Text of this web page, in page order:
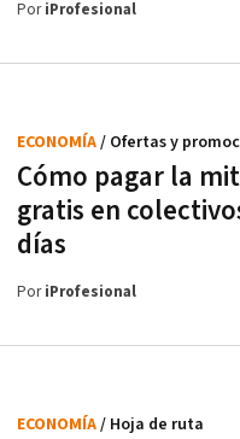
PoriProfesional
Cómo pagar la
gratis en
días
ECONOMÍA/ Ofertas y
PoriProfesional
ECONOMÍA/ Hoja de ruta